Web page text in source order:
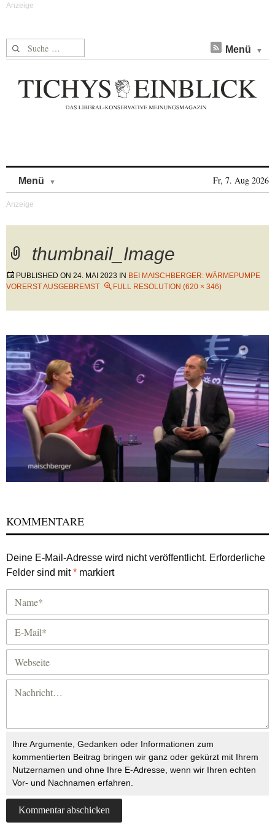
Suche nach: Menü
Menü Fr, 7. Aug 2026
thumbnail_Image
PUBLISHED ON 24. MAI 2023 IN BEI MAISCHBERGER: WÄRMEPUMPE
VORERST AUSGEBREMST
FULL RESOLUTION (620 × 346)
KOMMENTARE
Deine E-Mail-Adresse wird nicht veröffentlicht. Erforderliche
Felder sind mit* markiert
Ihre Argumente, Gedanken oder Informationen zum
kommentierten Beitrag bringen wir ganz oder gekürzt mit Ihrem
Nutzernamen und ohne Ihre E-Adresse, wenn wir Ihren echten
Vor- und Nachnamen erfahren.